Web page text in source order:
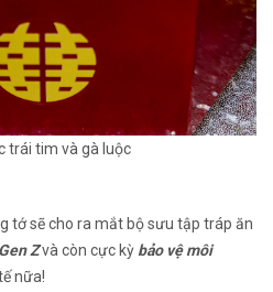
trái tim và gà luộc
tớ sẽ cho ra mắt bộ sưu tập tráp ăn
Zvà còn cực kỳ bảo vệ môi
nữa!